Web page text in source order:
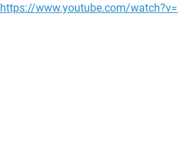
https://www.youtube.com/